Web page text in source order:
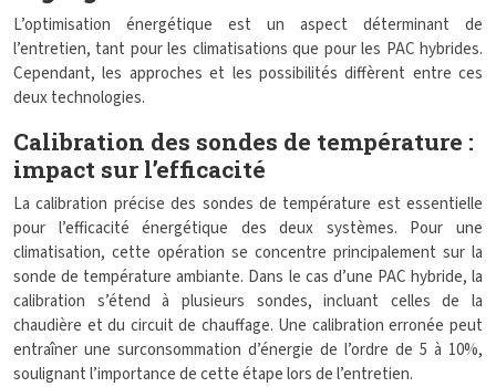
L’optimisation énergétique est un aspect déterminant de
l’entretien, tant pour les climatisations que pour les PAC hybrides.
Cependant, les approches et les possibilités diffèrent entre ces
deux technologies.
Calibration des sondes de température :
impact sur l’efficacité
La calibration précise des sondes de température est essentielle
pour l’efficacité énergétique des deux systèmes. Pour une
climatisation, cette opération se concentre principalement sur la
sonde de température ambiante. Dans le cas d’une PAC hybride, la
calibration s’étend à plusieurs sondes, incluant celles de la
chaudière et du circuit de chauffage. Une calibration erronée peut
entraîner une surconsommation d’énergie de l’ordre de 5 à 10%,
soulignant l’importance de cette étape lors de l’entretien.